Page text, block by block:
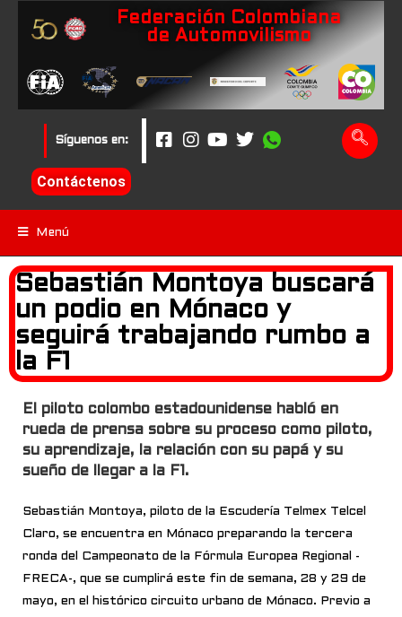
Federación Colombiana
de Automovilismo
Síguenos en:
Contáctenos
Menú
Sebastián Montoya buscará
un podio en Mónaco y
seguirá trabajando rumbo a
la F1
El piloto colombo estadounidense habló en
rueda de prensa sobre su proceso como piloto,
su aprendizaje, la relación con su papá y su
sueño de llegar a la F1.
Sebastián Montoya, piloto de la Escudería Telmex Telcel
Claro, se encuentra en Mónaco preparando la tercera
ronda del Campeonato de la Fórmula Europea Regional -
FRECA-, que se cumplirá este fin de semana, 28 y 29 de
mayo, en el histórico circuito urbano de Mónaco. Previo a